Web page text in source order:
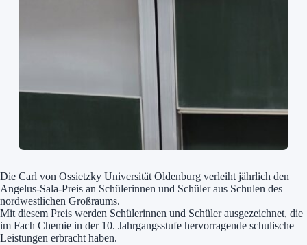
Die Carl von Ossietzky Universität Oldenburg verleiht jährlich den
Angelus-Sala-Preis an Schülerinnen und Schüler aus Schulen des
nordwestlichen Großraums.
Mit diesem Preis werden Schülerinnen und Schüler ausgezeichnet, die
im Fach Chemie in der 10. Jahrgangsstufe hervorragende schulische
Leistungen erbracht haben.